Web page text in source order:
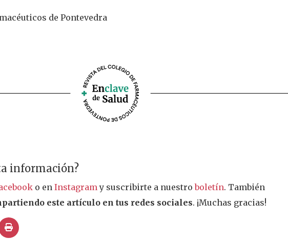
de Pontevedra
información?
o enInstagram y suscribirte a nuestroboletín. También
este artículo en tus redes sociales. ¡Muchas gracias!